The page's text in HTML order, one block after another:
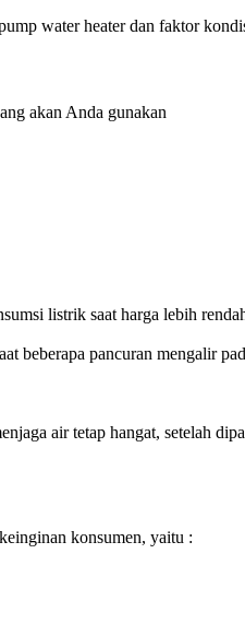
water heater dan faktor
akan Anda gunakan
listrik saat harga lebih
beberapa pancuran mengalir
air tetap hangat, setelah
konsumen, yaitu :